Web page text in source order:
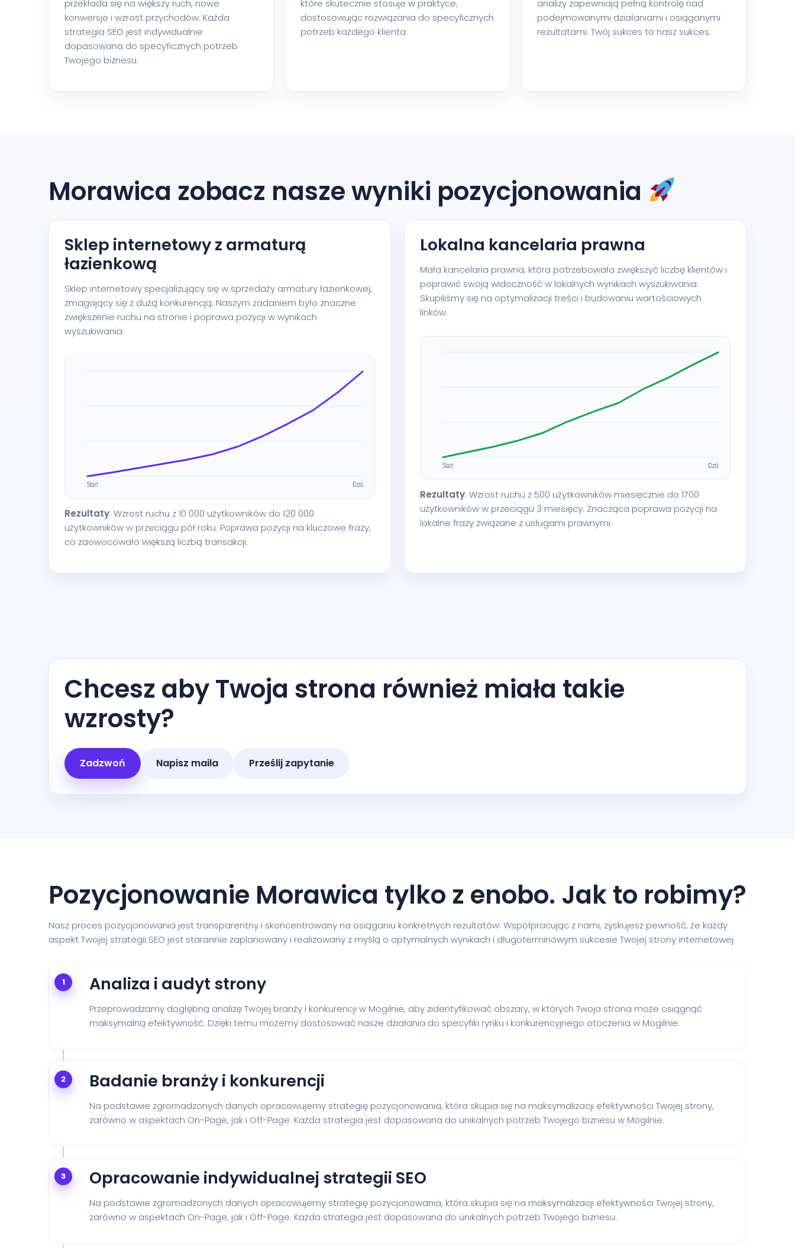
przekłada się na większy ruch, nowe
konwersje i wzrost przychodów. Każda
strategia SEO jest indywidualnie
dopasowana do specyficznych potrzeb
Twojego biznesu.
które skutecznie stosuje w praktyce,
dostosowując rozwiązania do specyficznych
potrzeb każdego klienta.
analizy zapewniają pełną kontrolę nad
podejmowanymi działaniami i osiąganymi
rezultatami. Twój sukces to nasz sukces.
Morawica zobacz nasze wyniki pozycjonowania
Sklep internetowy z armaturą
łazienkową
Sklep internetowy specjalizujący się w sprzedaży armatury łazienkowej,
zmagający się z dużą konkurencją. Naszym zadaniem było znaczne
zwiększenie ruchu na stronie i poprawa pozycji w wynikach
wyszukiwania.
Rezultaty: Wzrost ruchu z 10 000 użytkowników do 120 000
użytkowników w przeciągu pół roku. Poprawa pozycji na kluczowe frazy,
co zaowocowało większą liczbą transakcji.
Lokalna kancelaria prawna
Mała kancelaria prawna, która potrzebowała zwiększyć liczbę klientów i
poprawić swoją widoczność w lokalnych wynikach wyszukiwania.
Skupiliśmy się na optymalizacji treści i budowaniu wartościowych
linków.
Rezultaty: Wzrost ruchu z 500 użytkowników miesięcznie do 1700
użytkowników w przeciągu 3 miesięcy. Znacząca poprawa pozycji na
lokalne frazy związane z usługami prawnymi.
Chcesz aby Twoja strona również miała takie
wzrosty?
Zadzwoń Napisz maila Prześlij zapytanie
Pozycjonowanie Morawica tylko z enobo. Jak to robimy?
Nasz proces pozycjonowania jest transparentny i skoncentrowany na osiąganiu konkretnych rezultatów. Współpracując z nami, zyskujesz pewność, że każdy
aspekt Twojej strategii SEO jest starannie zaplanowany i realizowany z myślą o optymalnych wynikach i długoterminowym sukcesie Twojej strony internetowej.
1 Analiza i audyt strony
Przeprowadzamy dogłębną analizę Twojej branży i konkurencji w Mogilnie, aby zidentyfikować obszary, w których Twoja strona może osiągnąć
maksymalną efektywność. Dzięki temu możemy dostosować nasze działania do specyfiki rynku i konkurencyjnego otoczenia w Mogilnie.
2 Badanie branży i konkurencji
Na podstawie zgromadzonych danych opracowujemy strategię pozycjonowania, która skupia się na maksymalizacji efektywności Twojej strony,
zarówno w aspektach On-Page, jak i Off-Page. Każda strategia jest dopasowana do unikalnych potrzeb Twojego biznesu w Mogilnie.
3 Opracowanie indywidualnej strategii SEO
Na podstawie zgromadzonych danych opracowujemy strategię pozycjonowania, która skupia się na maksymalizacji efektywności Twojej strony,
zarówno w aspektach On-Page, jak i Off-Page. Każda strategia jest dopasowana do unikalnych potrzeb Twojego biznesu.